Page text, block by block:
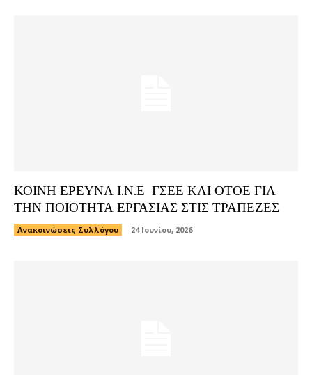
ΚΟΙΝΗ ΕΡΕΥΝΑ Ι.Ν.Ε ΓΣΕΕ ΚΑΙ ΟΤΟΕ ΓΙΑ
ΤΗΝ ΠΟΙΟΤΗΤΑ ΕΡΓΑΣΙΑΣ ΣΤΙΣ ΤΡΑΠΕΖΕΣ
Ανακοινώσεις Συλλόγου 24 Ιουνίου, 2026